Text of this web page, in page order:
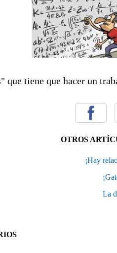
que tiene que hacer un
OTROS
¡Hay
La